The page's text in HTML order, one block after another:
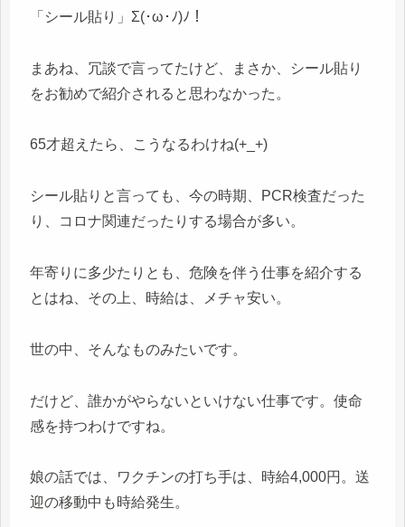
「シール貼り」Σ(･ω･ﾉ)ﾉ！
まあね、冗談で言ってたけど、まさか、シール貼り
をお勧めで紹介されると思わなかった。
65才超えたら、こうなるわけね(+_+)
シール貼りと言っても、今の時期、PCR検査だった
り、コロナ関連だったりする場合が多い。
年寄りに多少たりとも、危険を伴う仕事を紹介する
とはね、その上、時給は、メチャ安い。
世の中、そんなものみたいです。
だけど、誰かがやらないといけない仕事です。使命
感を持つわけですね。
娘の話では、ワクチンの打ち手は、時給4,000円。送
迎の移動中も時給発生。